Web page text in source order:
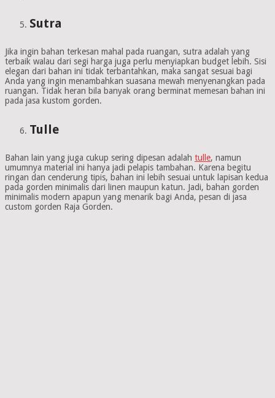
Sutra
Jika ingin bahan terkesan mahal pada ruangan, sutra adalah yang
terbaik walau dari segi harga juga perlu menyiapkan budget lebih. Sisi
elegan dari bahan ini tidak terbantahkan, maka sangat sesuai bagi
Anda yang ingin menambahkan suasana mewah menyenangkan pada
ruangan. Tidak heran bila banyak orang berminat memesan bahan ini
pada jasa kustom gorden.
Tulle
Bahan lain yang juga cukup sering dipesan adalah tulle, namun
umumnya material ini hanya jadi pelapis tambahan. Karena begitu
ringan dan cenderung tipis, bahan ini lebih sesuai untuk lapisan kedua
pada gorden minimalis dari linen maupun katun. Jadi, bahan gorden
minimalis modern apapun yang menarik bagi Anda, pesan di jasa
custom gorden Raja Gorden.